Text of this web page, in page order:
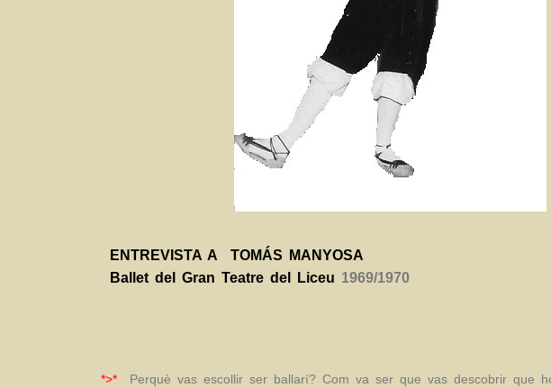
ENTREVISTA A TOMÁS MANYOSA
Ballet del Gran Teatre del Liceu 1969/1970
*>* Perquè vas escollir ser ballarí? Com va ser que vas descobrir